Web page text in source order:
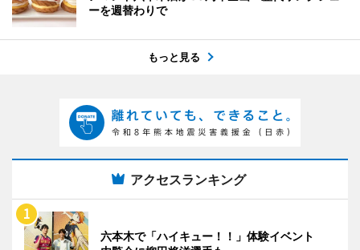
ーを週替わりで
もっと見る
アクセスランキング
六本木で「ハイキュー！！」体験イベント